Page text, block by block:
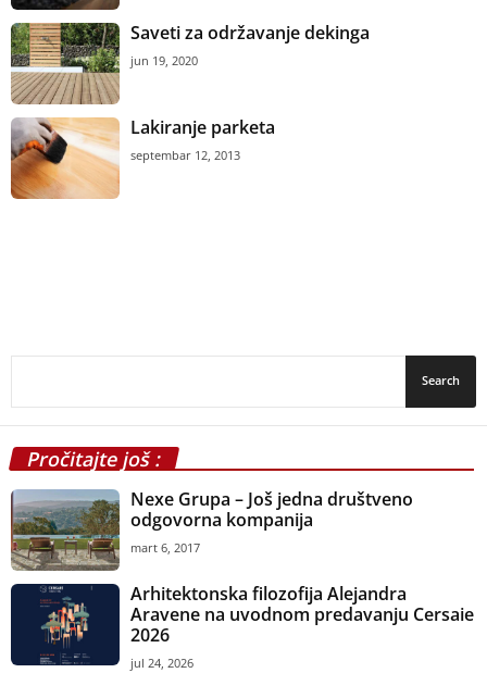
Saveti za održavanje dekinga
jun 19, 2020
Lakiranje parketa
septembar 12, 2013
Pročitajte još :
Nexe Grupa – Još jedna društveno
odgovorna kompanija
mart 6, 2017
Arhitektonska filozofija Alejandra
Aravene na uvodnom predavanju Cersaie
2026
jul 24, 2026